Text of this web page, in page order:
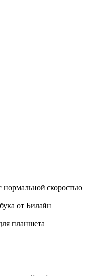
скоростью
от Билайн
планшета